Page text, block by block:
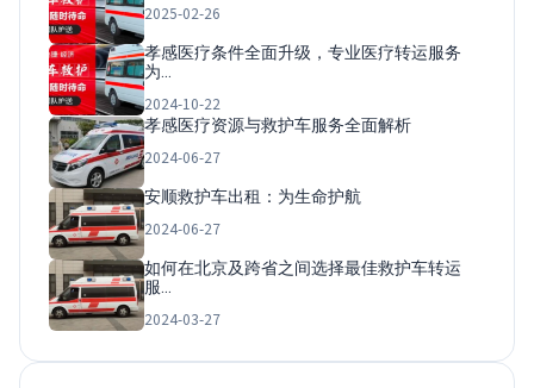
2025-02-26
孝感医疗条件全面升级，专业医疗转运服务
为…
2024-10-22
孝感医疗资源与救护车服务全面解析
2024-06-27
安顺救护车出租：为生命护航
2024-06-27
如何在北京及跨省之间选择最佳救护车转运
服…
2024-03-27